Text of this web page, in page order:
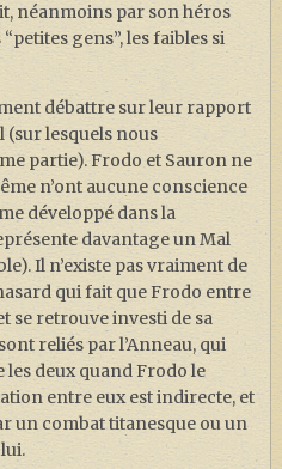
néanmoins par son héros
gens”, les faibles si
débattre sur leur rapport
(sur lesquels nous
partie). Frodo et Sauron ne
n’ont aucune conscience
développé dans la
davantage un Mal
Il n’existe pas vraiment de
qui fait que Frodo entre
se retrouve investi de sa
reliés par l’Anneau, qui
deux quand Frodo le
entre eux est indirecte, et
un combat titanesque ou un